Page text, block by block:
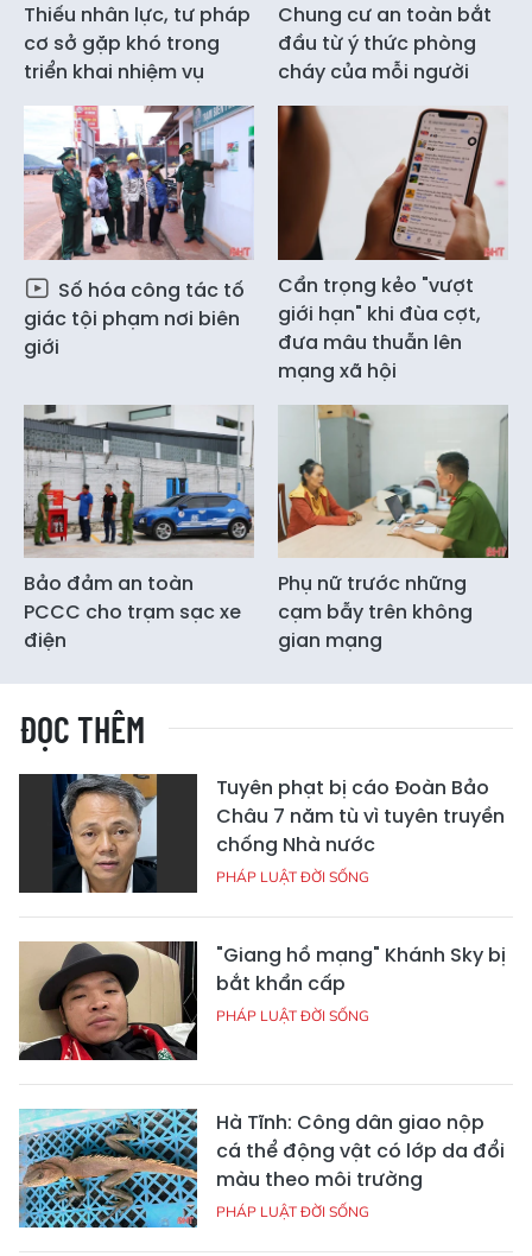
Thiếu nhân lực, tư pháp
cơ sở gặp khó trong
triển khai nhiệm vụ
Chung cư an toàn bắt
đầu từ ý thức phòng
cháy của mỗi người
Số hóa công tác tố
giác tội phạm nơi biên
giới
Cẩn trọng kẻo "vượt
giới hạn" khi đùa cợt,
đưa mâu thuẫn lên
mạng xã hội
Bảo đảm an toàn
PCCC cho trạm sạc xe
điện
Phụ nữ trước những
cạm bẫy trên không
gian mạng
ĐỌC THÊM
Tuyên phạt bị cáo Đoàn Bảo
Châu 7 năm tù vì tuyên truyền
chống Nhà nước
PHÁP LUẬT ĐỜI SỐNG
"Giang hồ mạng" Khánh Sky bị
bắt khẩn cấp
PHÁP LUẬT ĐỜI SỐNG
Hà Tĩnh: Công dân giao nộp
cá thể động vật có lớp da đổi
màu theo môi trường
PHÁP LUẬT ĐỜI SỐNG